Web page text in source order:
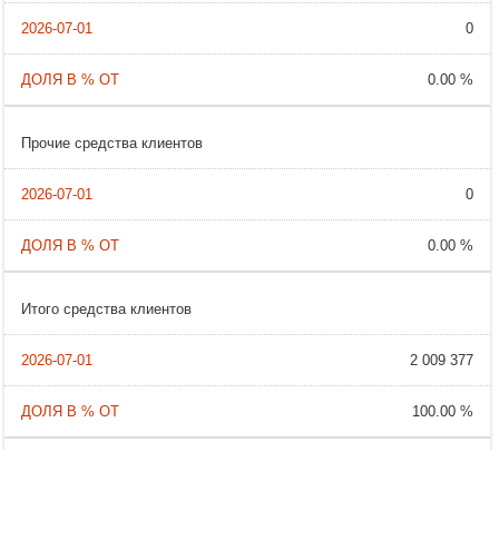
0
0.00 %
Прочие средства клиентов
0
0.00 %
Итого средства клиентов
2 009 377
100.00 %